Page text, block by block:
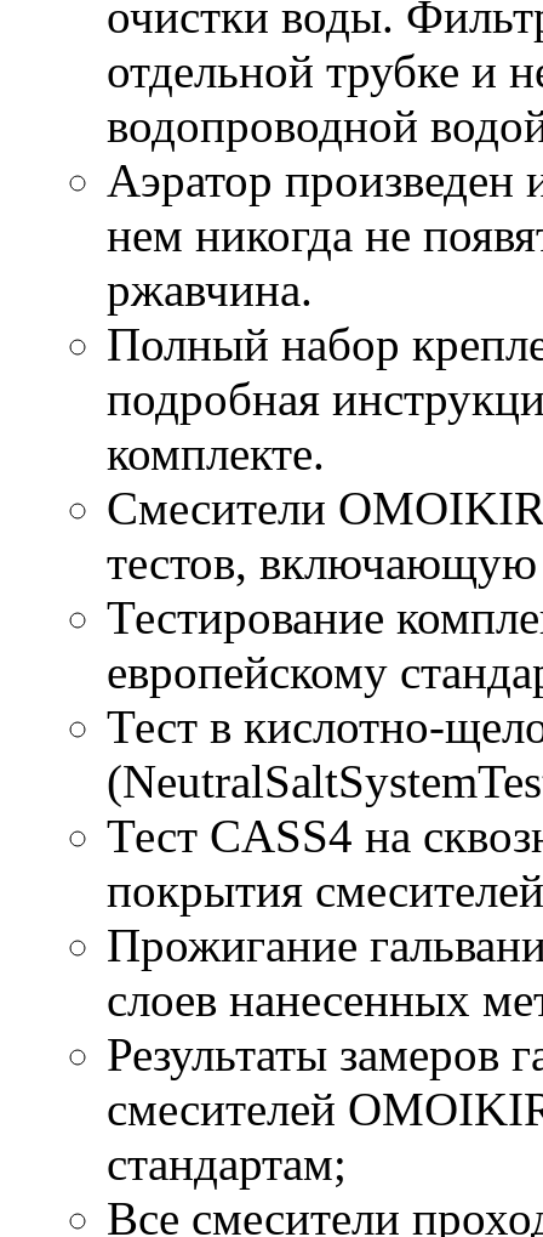
очистки воды.
отдельной трубке и
водопроводной
Аэратор произведен
нем никогда не
ржавчина.
Полный набор
подробная
комплекте.
Смесители
тестов, включающую
Тестирование
европейскому
Тест в кислотно-
Тест CASS4 на
покрытия
Прожигание
слоев нанесенных
Результаты замеров
смесителей
стандартам;
Все смесители